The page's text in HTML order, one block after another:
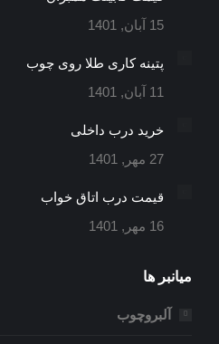
پنجره
جدید
پنجره
جدید
پنجره
جدید
15 آبان, 1401
پتینه کاری طلا روی چوب
11 آبان, 1401
خرید درب داخلی
27 مهر, 1401
قیمت درب اتاق خواب
16 مهر, 1401
میانبر ها
آلبروچوب